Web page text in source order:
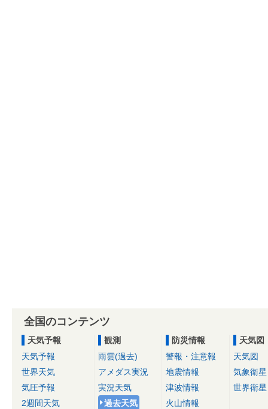
全国のコンテンツ
天気予報
天気予報
世界天気
気圧予報
2週間天気
観測
雨雲(過去)
アメダス実況
実況天気
過去天気
防災情報
警報・注意報
地震情報
津波情報
火山情報
天気図
天気図
気象衛星
世界衛星